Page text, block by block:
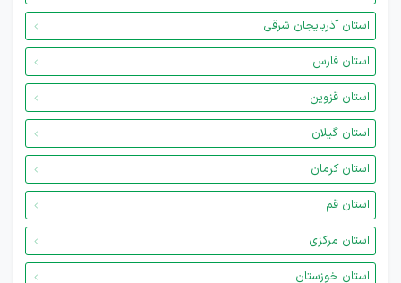
استان آذربایجان شرقی
استان فارس
استان قزوین
استان گیلان
استان کرمان
استان قم
استان مرکزی
استان خوزستان